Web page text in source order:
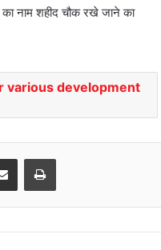
का नाम शहीद चौक रखे जाने का
various development